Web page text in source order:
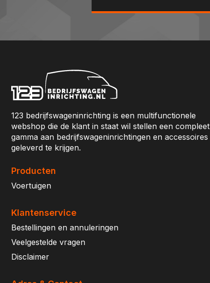
123 bedrijfswageninrichting is een multifunctionele
webshop die de klant in staat wil stellen een compleet
gamma aan bedrijfswageninrichtingen en accessoires
geleverd te krijgen.
Producten
Voertuigen
Klantenservice
Bestellingen en annuleringen
Veelgestelde vragen
Disclaimer